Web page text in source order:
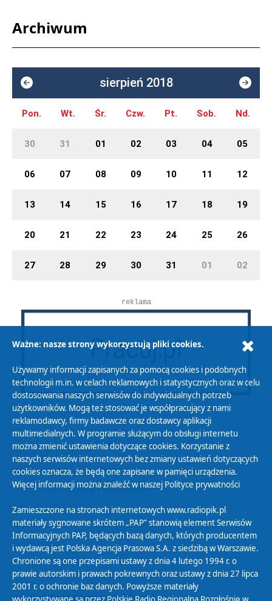
Archiwum
sierpień 2018
Pon. Wt. Śr. Czw. Pt. Sob. Nd.
30 31 01 02 03 04 05
06 07 08 09 10 11 12
13 14 15 16 17 18 19
20 21 22 23 24 25 26
27 28 29 30 31 01 02
reklama
Polityka Prywatności
Zasady korzystania z Serwisu
Organizacje Pożytku Publicznego
Cyfryzacja DAB+
Polityka ochrony danych osobowych
Abonament
Zamówienia publiczne
Biuletyn Informacji Publicznej
Ważne: nasze strony wykorzystują pliki cookies.
Używamy informacji zapisanych za pomocą cookies i podobnych
technologii m.in. w celach reklamowych i statystycznych oraz w celu
dostosowania naszych serwisów do indywidualnych potrzeb
użytkowników. Mogą też stosować je współpracujący z nami
reklamodawcy, firmy badawcze oraz dostawcy aplikacji
multimedialnych. W programie służącym do obsługi internetu
można zmienić ustawienia dotyczące cookies. Korzystanie z
naszych serwisów internetowych bez zmiany ustawień dotyczących
cookies oznacza, że będą one zapisane w pamięci urządzenia.
Więcej informacji można znaleźć w naszej Polityce prywatności
Zamieszczone na stronach internetowych www.radiopik.pl
materiały sygnowane skrótem „PAP” stanowią element Serwisów
Informacyjnych PAP, będących bazą danych, których producentem
i wydawcą jest Polska Agencja Prasowa S.A. z siedzibą w Warszawie.
Chronione są one przepisami ustawy z dnia 4 lutego 1994 r. o
prawie autorskim i prawach pokrewnych oraz ustawy z dnia 27 lipca
2001 r. o ochronie baz danych. Powyższe materiały